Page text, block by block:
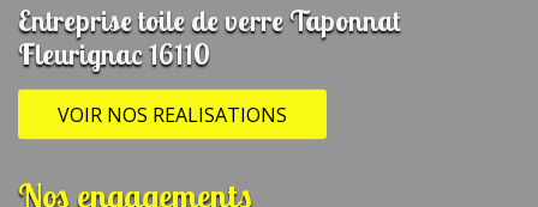
Entreprise toile de verre Taponnat
Fleurignac 16110
VOIR NOS REALISATIONS
Nos engagements